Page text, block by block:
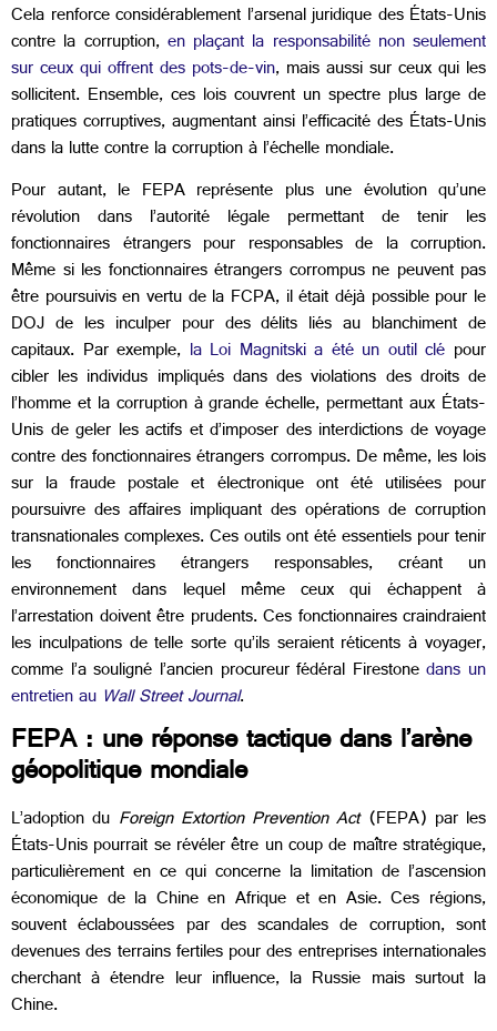
Cela renforce considérablement l’arsenal juridique des États-Unis
contre la corruption, en plaçant la responsabilité non seulement
sur ceux qui offrent des pots-de-vin, mais aussi sur ceux qui les
sollicitent. Ensemble, ces lois couvrent un spectre plus large de
pratiques corruptives, augmentant ainsi l’efficacité des États-Unis
dans la lutte contre la corruption à l’échelle mondiale.
Pour autant, le FEPA représente plus une évolution qu’une
révolution dans l’autorité légale permettant de tenir les
fonctionnaires étrangers pour responsables de la corruption.
Même si les fonctionnaires étrangers corrompus ne peuvent pas
être poursuivis en vertu de la FCPA, il était déjà possible pour le
DOJ de les inculper pour des délits liés au blanchiment de
capitaux. Par exemple, la Loi Magnitski a été un outil clé pour
cibler les individus impliqués dans des violations des droits de
l’homme et la corruption à grande échelle, permettant aux États-
Unis de geler les actifs et d’imposer des interdictions de voyage
contre des fonctionnaires étrangers corrompus. De même, les lois
sur la fraude postale et électronique ont été utilisées pour
poursuivre des affaires impliquant des opérations de corruption
transnationales complexes. Ces outils ont été essentiels pour tenir
les fonctionnaires étrangers responsables, créant un
environnement dans lequel même ceux qui échappent à
l’arrestation doivent être prudents. Ces fonctionnaires craindraient
les inculpations de telle sorte qu’ils seraient réticents à voyager,
comme l’a souligné l’ancien procureur fédéral Firestonedans un
entretien au Wall Street Journal.
FEPA : une réponse tactique dans l’arène
géopolitique mondiale
L’adoption du Foreign Extortion Prevention Act(FEPA) par les
États-Unis pourrait se révéler être un coup de maître stratégique,
particulièrement en ce qui concerne la limitation de l’ascension
économique de la Chine en Afrique et en Asie. Ces régions,
souvent éclaboussées par des scandales de corruption, sont
devenues des terrains fertiles pour des entreprises internationales
cherchant à étendre leur influence, la Russie mais surtout la
Chine.